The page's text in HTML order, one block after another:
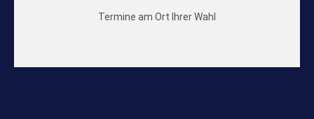
Termine am Ort Ihrer Wahl